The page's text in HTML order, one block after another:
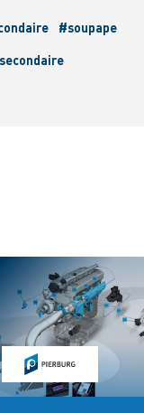
#soupape